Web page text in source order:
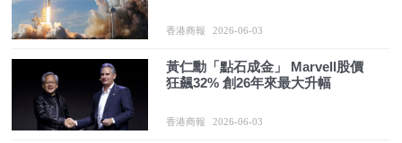
香港商報 2026-06-03
黃仁勳「點石成金」 Marvell股價
狂飆32% 創26年來最大升幅
香港商報 2026-06-03